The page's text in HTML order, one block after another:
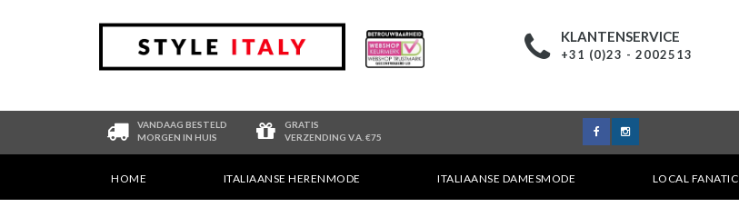
KLANTENSERVICE
+31 (0)23 - 2002513
VANDAAG BESTELD
MORGEN IN HUIS
GRATIS
VERZENDING V.A. €75
HOME ITALIAANSE HERENMODE ITALIAANSE DAMESMODE LOCAL FANATIC